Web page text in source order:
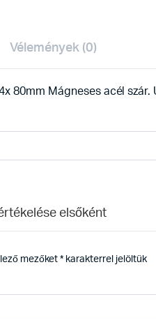
Vélemények (0)
80mm Mágneses acél
elsőként
mezőket* karakterrel jelöltük